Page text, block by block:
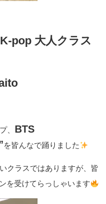
pop 大人クラス
、 BTS
を皆んなで踊りました
クラスではありますが、皆
を受けてらっしゃいます